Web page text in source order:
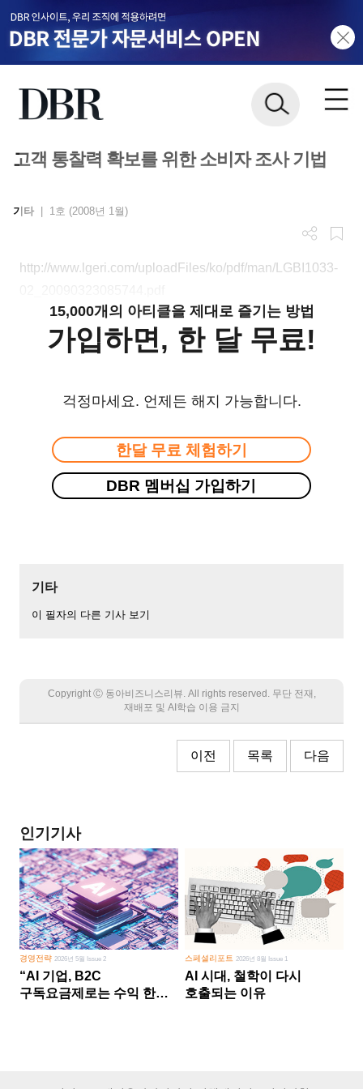
고객 통찰력 확보를 위한 소비자 조사 기법
기타 1호 (2008년 1월)
http://www.lgeri.com/uploadFiles/ko/pdf/man/LGBI1033-
15,000개의 아티클을 제대로 즐기는 방법
가입하면, 한 달 무료!
걱정마세요. 언제든 해지 가능합니다.
한달 무료 체험하기
DBR 멤버십 가입하기
기타
이 필자의 다른 기사 보기
Copyright Ⓒ 동아비즈니스리뷰. All rights reserved. 무단 전재,
재배포 및 AI학습 이용 금지
이전 목록 다음
인기기사
경영전략 2026년 5월 Issue 2
“AI 기업, B2C
구독요금제로는 수익 한계
스페셜리포트 2026년 8월 Issue 1
AI 시대, 철학이 다시
호출되는 이유